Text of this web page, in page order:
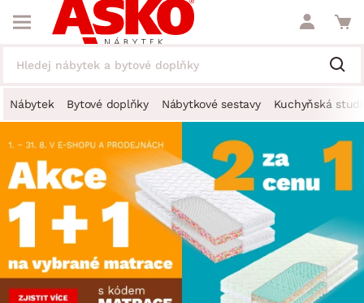
Nábytek Bytové doplňky Nábytkové sestavy Kuchyňská